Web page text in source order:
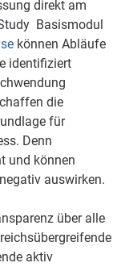
direkt am
Basismodul
können Abläufe
identifiziert
die
für
Denn
und können
auswirken.
über alle
aktiv